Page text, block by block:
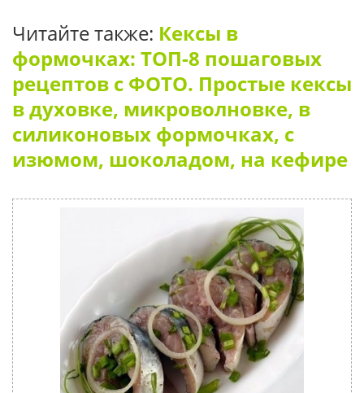
Читайте также: Кексы в
формочках: ТОП-8 пошаговых
рецептов с ФОТО. Простые кексы
в духовке, микроволновке, в
силиконовых формочках, с
изюмом, шоколадом, на кефире